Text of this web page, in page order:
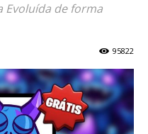
Evoluída de forma
95822